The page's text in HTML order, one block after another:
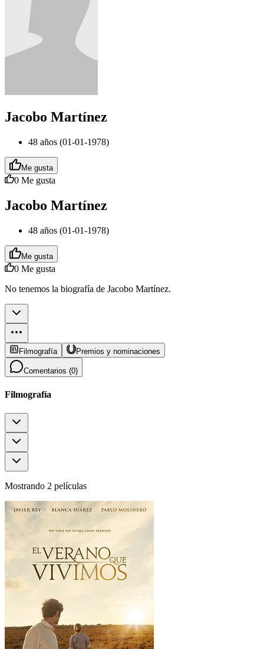
Jacobo Martínez
48 años (01-01-1978)
Me gusta
0 Me gusta
Jacobo Martínez
48 años (01-01-1978)
Me gusta
0 Me gusta
No tenemos la biografía de Jacobo Martínez.
Filmografía Premios y nominaciones
Comentarios (0)
Filmografía
Mostrando 2 películas